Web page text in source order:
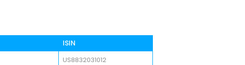
ISIN
US8832031012